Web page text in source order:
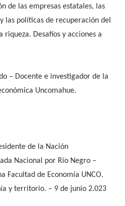
de las empresas estatales, las
las políticas de recuperación del
Desafíos y acciones a
– Docente e investigador de la
Uncomahue.
de la Nación
Nacional por Río Negro –
Facultad de Economía UNCO.
y territorio. – 9 de junio 2.023